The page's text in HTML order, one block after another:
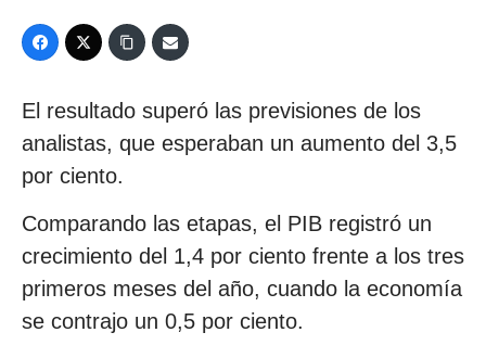
El resultado superó las previsiones de los
analistas, que esperaban un aumento del 3,5
por ciento.
Comparando las etapas, el PIB registró un
crecimiento del 1,4 por ciento frente a los tres
primeros meses del año, cuando la economía
se contrajo un 0,5 por ciento.